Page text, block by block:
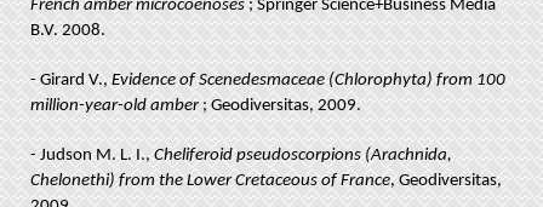
French amber microcoenoses; Springer Science+Business Media
B.V. 2008.
- Girard V.,Evidence of Scenedesmaceae (Chlorophyta) from 100
million-year-old amber; Geodiversitas, 2009.
- Judson M. L. I.,Cheliferoid pseudoscorpions (Arachnida,
Chelonethi) from the Lower Cretaceous of France, Geodiversitas,